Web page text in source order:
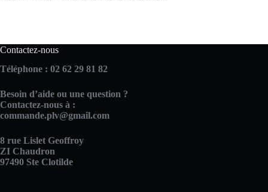
Contactez-nous
Téléphone : 02 62 29 81 82
Besoin d’aide ou une question ?
Contactez-nous à :
commande.plv@gmail.com
8 rue Lislet Geoffroy
ZI Chaudron
97490 Ste Clotilde